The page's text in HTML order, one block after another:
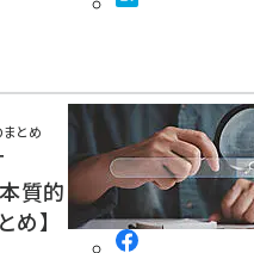
まとめ
質的
め】